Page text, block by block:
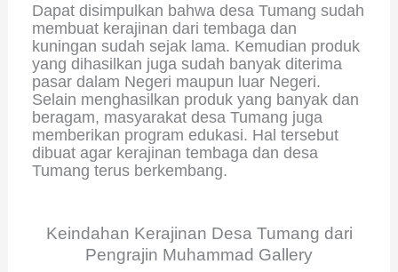
Dapat disimpulkan bahwa desa Tumang sudah
membuat kerajinan dari tembaga dan
kuningan sudah sejak lama. Kemudian produk
yang dihasilkan juga sudah banyak diterima
pasar dalam Negeri maupun luar Negeri.
Selain menghasilkan produk yang banyak dan
beragam, masyarakat desa Tumang juga
memberikan program edukasi. Hal tersebut
dibuat agar kerajinan tembaga dan desa
Tumang terus berkembang.
Keindahan Kerajinan Desa Tumang dari
Pengrajin Muhammad Gallery